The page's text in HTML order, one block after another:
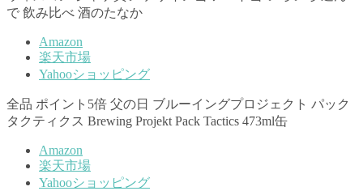
で 飲み比べ 酒のたなか
Amazon
楽天市場
Yahooショッピング
全品 ポイント5倍 父の日 ブルーイングプロジェクト パック
タクティクス Brewing Projekt Pack Tactics 473ml缶
Amazon
楽天市場
Yahooショッピング